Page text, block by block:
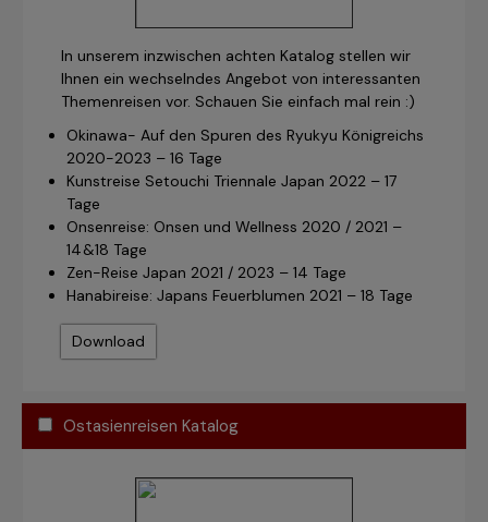
In unserem inzwischen achten Katalog stellen wir
Ihnen ein wechselndes Angebot von interessanten
Themenreisen vor. Schauen Sie einfach mal rein :)
Okinawa- Auf den Spuren des Ryukyu Königreichs
2020-2023 – 16 Tage
Kunstreise Setouchi Triennale Japan 2022 – 17
Tage
Onsenreise: Onsen und Wellness 2020 / 2021 –
14&18 Tage
Zen-Reise Japan 2021 / 2023 – 14 Tage
Hanabireise: Japans Feuerblumen 2021 – 18 Tage
Download
Ostasienreisen Katalog